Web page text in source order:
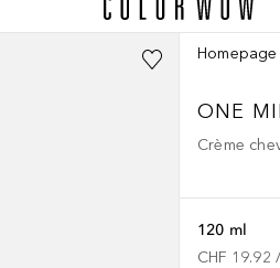
Homepage
ONE
Crème
120 ml
CHF 19.92 /